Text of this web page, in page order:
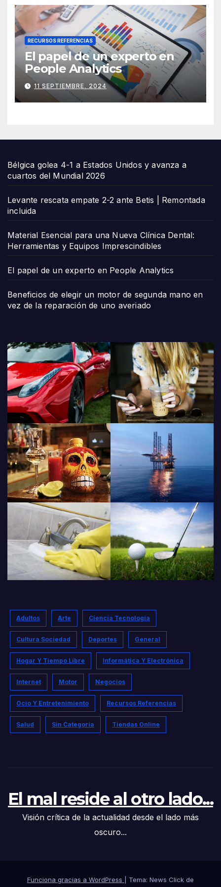
RECURSOS REFERENCIAS
El papel de un experto en
People Analytics
11 SEPTIEMBRE, 2024
Bélgica golea 4-1 a Estados Unidos y avanza a
cuartos del Mundial 2026
Levante rescata empate 2-2 ante Betis | Remontada
incluida
Material Esencial para una Nueva Clínica Dental:
Herramientas y Equipos Imprescindibles
El papel de un experto en People Analytics
Beneficios de elegir un motor de segunda mano en
vez de la reparación de uno averiado
Adultos Arte Ciencia Tecnología
Cultura Sociedad Deportes General
Hogar Y Tiempo Libre Informática Y Electrónica
Internet Motor Negocios
Ocio Y Entretenimiento Recursos Referencias
Salud Sin Categoría Tiendas Online
El mal reside al otro lado...
Visión crítica de la actualidad desde el lado más
oscuro...
Funciona gracias a WordPress Tema: News Click de